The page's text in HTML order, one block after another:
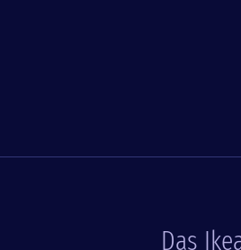
Das